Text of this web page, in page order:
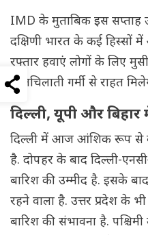
IMD के मुताबिक इस सप्ताह
दक्षिणी भारत के कई हिस्सों
रफ्तार हवाएं लोगों के लिए
चिलचिलाती गर्मी से राहत
दिल्ली, यूपी और
दिल्ली में आज आंशिक रूप से
है. दोपहर के बाद दिल्ली-
बारिश की उम्मीद है. इसके
रहने वाला है. उत्तर प्रदेश के
बारिश की संभावना है.